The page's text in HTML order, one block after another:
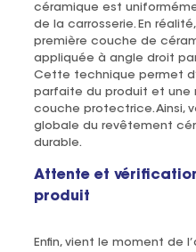
céramique est
de la carrosserie. En
première couche de
appliquée à angle droit
Cette technique permet
parfaite du produit et une
couche protectrice. Ainsi,
globale du revêtement
durable.
Attente et
produit
Enfin, vient le moment de